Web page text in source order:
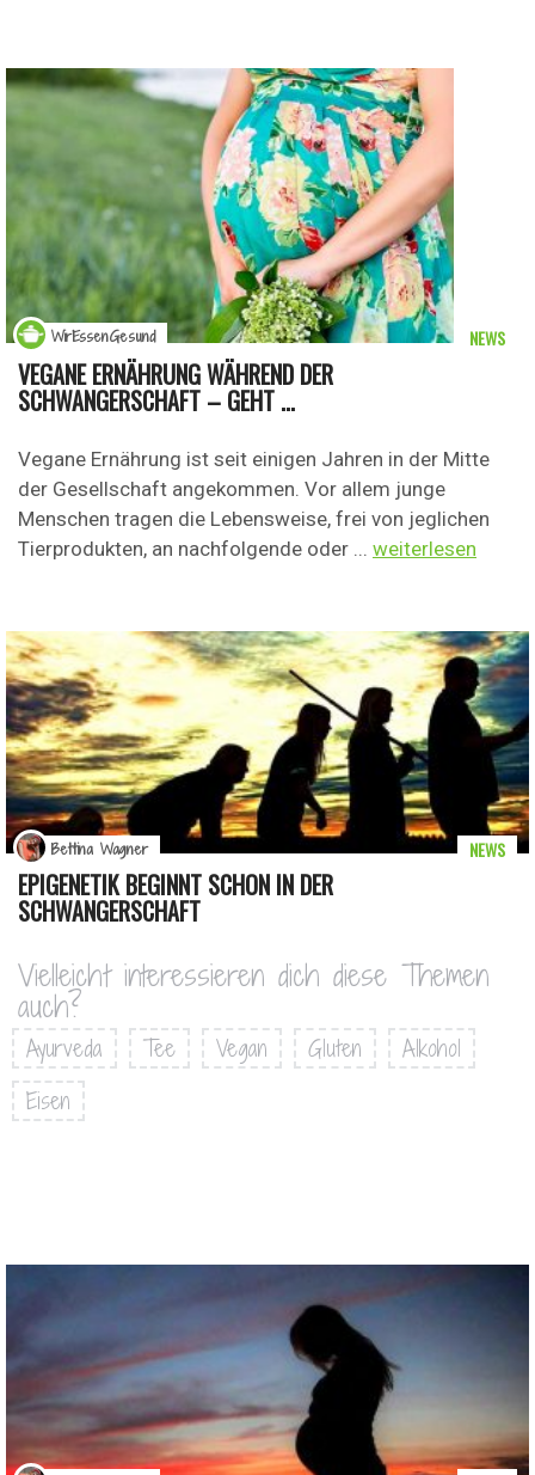
VEGANE ERNÄHRUNG WÄHREND DER
SCHWANGERSCHAFT – GEHT ...
Vegane Ernährung ist seit einigen Jahren in der Mitte
der Gesellschaft angekommen. Vor allem junge
Menschen tragen die Lebensweise, frei von jeglichen
Tierprodukten, an nachfolgende oder ... weiterlesen
NEWS
WirEssenGesund
EPIGENETIK BEGINNT SCHON IN DER
SCHWANGERSCHAFT
NEWS
Bettina Wagner
Vielleicht interessieren dich diese Themen
auch?
Ayurveda Tee Vegan Gluten
Alkohol
Eisen